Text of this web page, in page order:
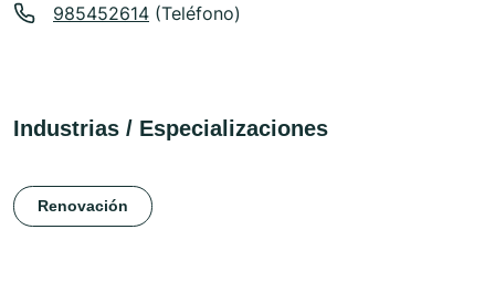
985452614 (Teléfono)
Industrias / Especializaciones
Renovación